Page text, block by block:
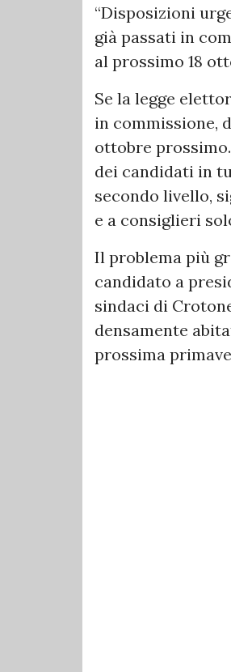
“Disposizioni
già passati in
al prossimo 18
Se la legge
in commissione,
ottobre
dei candidati in
secondo livello,
e a consiglieri
Il problema più
candidato a
sindaci di
densamente
prossima